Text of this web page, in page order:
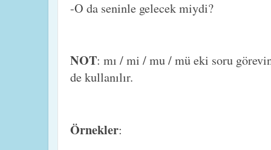
-O da seninle gelecek miydi?
NOT: mı / mi / mu / mü eki soru
de kullanılır.
Örnekler: